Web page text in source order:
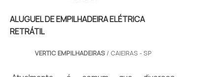
ALUGUEL DE EMPILHADEIRA ELÉTRICA
RETRÁTIL
VERTIC EMPILHADEIRAS / CAIEIRAS - SP